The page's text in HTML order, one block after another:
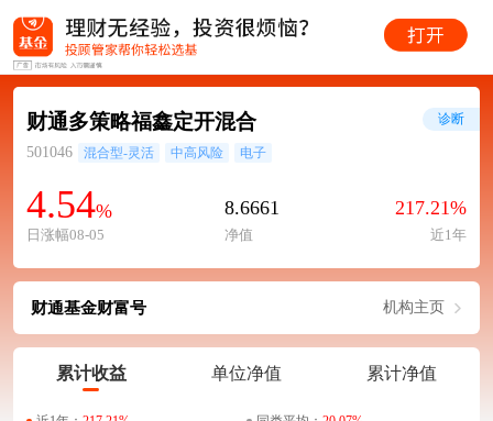
财通多策略福鑫定开混合
501046 混合型-灵活 中高风险 电子
4.54%
日涨幅08-05
8.6661
净值
217.21%
近1年
诊断
财通基金财富号 机构主页
累计收益 单位净值 累计净值